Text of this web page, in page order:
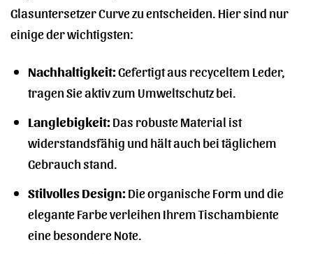
Glasuntersetzer Curve zu entscheiden. Hier sind nur
einige der wichtigsten:
Nachhaltigkeit:Gefertigt aus recyceltem Leder,
tragen Sie aktiv zum Umweltschutz bei.
Langlebigkeit:Das robuste Material ist
widerstandsfähig und hält auch bei täglichem
Gebrauch stand.
Stilvolles Design:Die organische Form und die
elegante Farbe verleihen Ihrem Tischambiente
eine besondere Note.